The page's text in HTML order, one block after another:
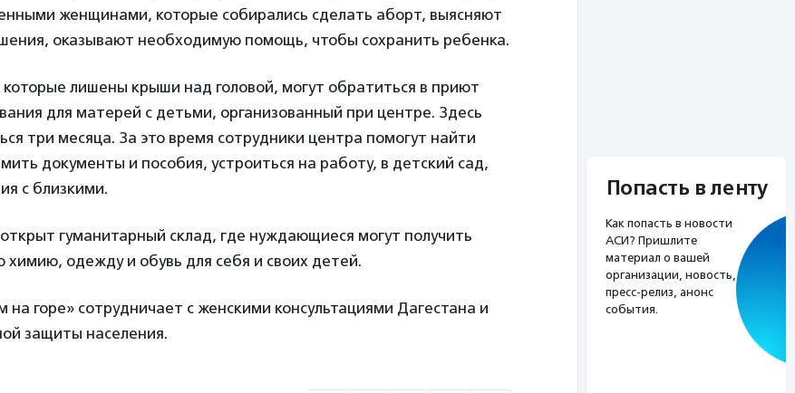
женщинами, которые собирались сделать аборт, выясняют
оказывают необходимую помощь, чтобы сохранить ребенка.
лишены крыши над головой, могут обратиться в приют
для матерей с детьми, организованный при центре. Здесь
три месяца. За это время сотрудники центра помогут найти
документы и пособия, устроиться на работу, в детский сад,
с близкими.
гуманитарный склад, где нуждающиеся могут получить
химию, одежду и обувь для себя и своих детей.
горе» сотрудничает с женскими консультациями Дагестана и
защиты населения.
Попасть в ленту
Как попасть в новости
АСИ? Пришлите
материал о вашей
организации, новость,
пресс-релиз, анонс
события.